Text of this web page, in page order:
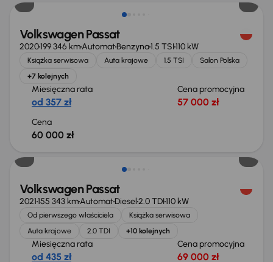
Volkswagen Passat
2020199 346 kmAutomatBenzyna1.5 TSI110 kW
Książka serwisowa Auta krajowe 1.5 TSI
Salon Polska
+7 kolejnych
Miesięczna rata
od 357 zł
Cena promocyjna
57 000 zł
Cena
60 000 zł
Możliwość odliczenia VAT
Volkswagen Passat
2021155 343 kmAutomatDiesel2.0 TDI110 kW
Od pierwszego właściciela
Książka serwisowa
Auta krajowe
2.0 TDI +10 kolejnych
Miesięczna rata
od 435 zł
Cena promocyjna
69 000 zł